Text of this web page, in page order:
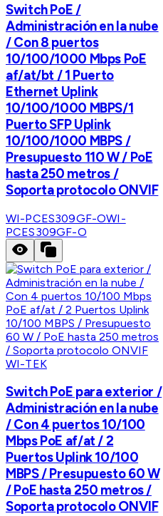
Switch PoE /
Administración en la nube
/ Con 8 puertos
10/100/1000 Mbps PoE
af/at/bt / 1 Puerto
Ethernet Uplink
10/100/1000 MBPS/1
Puerto SFP Uplink
10/100/1000 MBPS /
Presupuesto 110 W / PoE
hasta 250 metros /
Soporta protocolo ONVIF
WI-PCES309GF-OWI-
PCES309GF-O
WI-TEK
Switch PoE para exterior /
Administración en la nube
/ Con 4 puertos 10/100
Mbps PoE af/at / 2
Puertos Uplink 10/100
MBPS / Presupuesto 60 W
/ PoE hasta 250 metros /
Soporta protocolo ONVIF